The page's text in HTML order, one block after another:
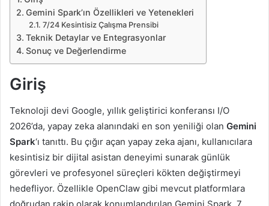
e
Gemini Spark’ın Özellikleri ve Yetenekleri
7/24 Kesintisiz Çalışma Prensibi
Teknik Detaylar ve Entegrasyonlar
Sonuç ve Değerlendirme
Giriş
Teknoloji devi Google, yıllık geliştirici konferansı I/O
2026’da, yapay zeka alanındaki en son yeniliği olan Gemini
Spark‘ı tanıttı. Bu çığır açan yapay zeka ajanı, kullanıcılara
kesintisiz bir dijital asistan deneyimi sunarak günlük
görevleri ve profesyonel süreçleri kökten değiştirmeyi
hedefliyor. Özellikle OpenClaw gibi mevcut platformlara